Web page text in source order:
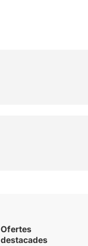
Ofertes
destacades